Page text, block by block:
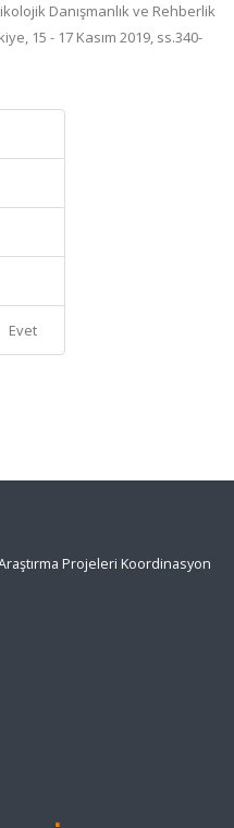
Danışmanlık ve Rehberlik
15 - 17 Kasım 2019, ss.340-
Evet
Projeleri Koordinasyon